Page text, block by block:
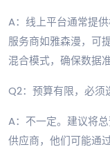
A：线上平台通常提
服务商如雅森漫，可
混合模式，确保数据准
Q2：预算有限，必须
A：不一定。建议将
供应商，他们可能通